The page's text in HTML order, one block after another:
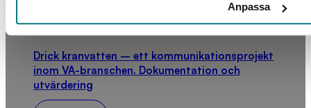
Anpassa
Drick kranvatten – ett kommunikationsprojekt
inom VA-branschen. Dokumentation och
utvärdering